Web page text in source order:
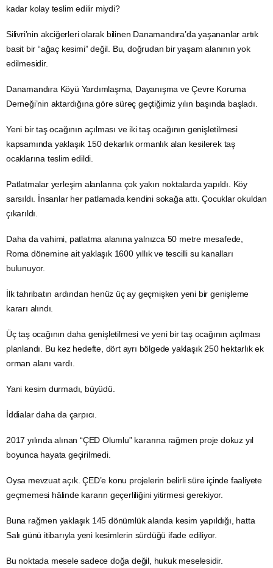
kadar kolay teslim edilir miydi?
Silivri’nin akciğerleri olarak bilinen Danamandıra’da yaşananlar artık
basit bir “ağaç kesimi” değil. Bu, doğrudan bir yaşam alanının yok
edilmesidir.
Danamandıra Köyü Yardımlaşma, Dayanışma ve Çevre Koruma
Derneği’nin aktardığına göre süreç geçtiğimiz yılın başında başladı.
Yeni bir taş ocağının açılması ve iki taş ocağının genişletilmesi
kapsamında yaklaşık 150 dekarlık ormanlık alan kesilerek taş
ocaklarına teslim edildi.
Patlatmalar yerleşim alanlarına çok yakın noktalarda yapıldı. Köy
sarsıldı. İnsanlar her patlamada kendini sokağa attı. Çocuklar okuldan
çıkarıldı.
Daha da vahimi, patlatma alanına yalnızca 50 metre mesafede,
Roma dönemine ait yaklaşık 1600 yıllık ve tescilli su kanalları
bulunuyor.
İlk tahribatın ardından henüz üç ay geçmişken yeni bir genişleme
kararı alındı.
Üç taş ocağının daha genişletilmesi ve yeni bir taş ocağının açılması
planlandı. Bu kez hedefte, dört ayrı bölgede yaklaşık 250 hektarlık ek
orman alanı vardı.
Yani kesim durmadı, büyüdü.
İddialar daha da çarpıcı.
2017 yılında alınan “ÇED Olumlu” kararına rağmen proje dokuz yıl
boyunca hayata geçirilmedi.
Oysa mevzuat açık. ÇED’e konu projelerin belirli süre içinde faaliyete
geçmemesi hâlinde kararın geçerliliğini yitirmesi gerekiyor.
Buna rağmen yaklaşık 145 dönümlük alanda kesim yapıldığı, hatta
Salı günü itibarıyla yeni kesimlerin sürdüğü ifade ediliyor.
Bu noktada mesele sadece doğa değil, hukuk meselesidir.